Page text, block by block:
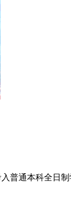
普通本科全日